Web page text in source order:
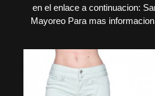
en el enlace a continuacion:
Mayoreo Para mas